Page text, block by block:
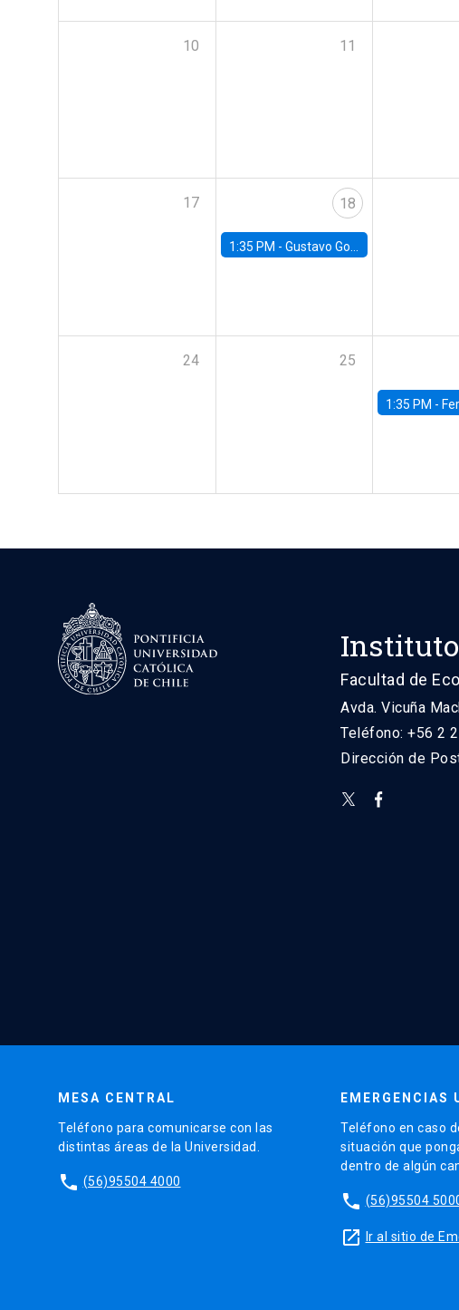
10 11
17 18
1:35 PM - Gustavo González, Banco Central de Chile
24 25
1:35 PM - Fernanda
Facultad de
Avda. Vicuña
Teléfono: +56 2
Dirección de
MESA CENTRAL
Teléfono para comunicarse con las
distintas áreas de la Universidad.
phone (56)95504 4000
EMERGENCIAS
Teléfono en caso
situación que
dentro de algún
phone (56)95504
launch Ir al sitio de